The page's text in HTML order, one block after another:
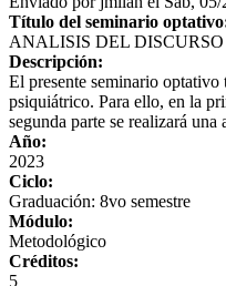
Título del seminario
ANALISIS DEL
Descripción:
El presente seminario
psiquiátrico. Para ello, en la
segunda parte se realizará
Año:
2023
Ciclo:
Graduación: 8vo semestre
Módulo:
Metodológico
Créditos:
5